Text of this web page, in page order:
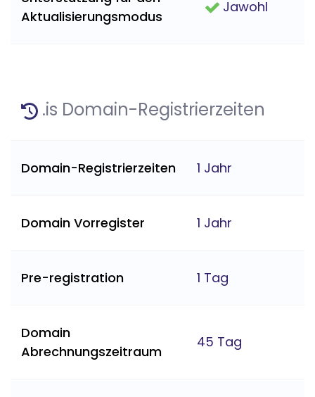
Aktualisierungsmodus
Jawohl
.is Domain-Registrierzeiten
Domain-Registrierzeiten 1 Jahr
Domain Vorregister 1 Jahr
Pre-registration 1 Tag
Domain
Abrechnungszeitraum
45 Tag